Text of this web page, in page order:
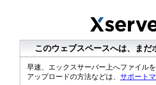
このウェブスペースへは、ま
早速、エックスサーバー上へファイル
アップロードの方法などは、 サポート